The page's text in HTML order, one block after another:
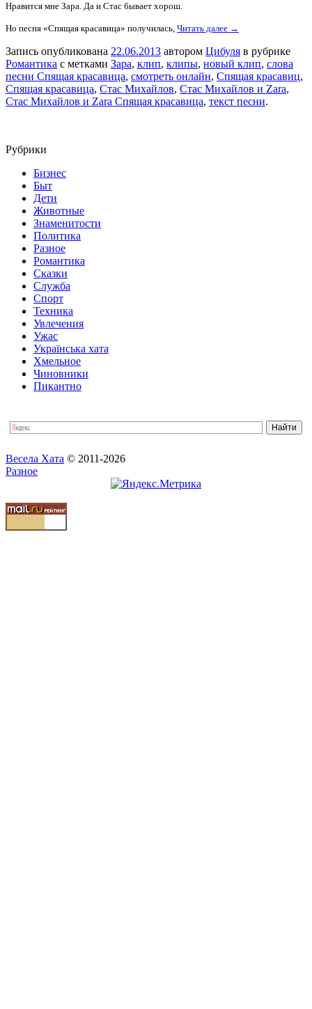
Нравится мне Зара. Да и Стас бывает хорош.
Но песня «Спящая красавица» получилась, Читать далее →
Запись опубликована 22.06.2013 автором Цибуля в рубрике
Романтика с метками Зара, клип, клипы, новый клип, слова
песни Спящая красавица, смотреть онлайн, Спящая красавиц,
Спящая красавица, Стас Михайлов, Стас Михайлов и Zara,
Стас Михайлов и Zara Спящая красавица, текст песни.
Рубрики
Бизнес
Быт
Дети
Животные
Знаменитости
Политика
Разное
Романтика
Сказки
Служба
Спорт
Техника
Увлечения
Ужас
Українська хата
Хмельное
Чиновники
Пикантно
Весела Хата © 2011-2026
Разное